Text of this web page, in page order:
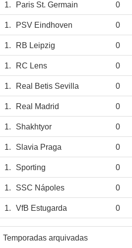
1. Paris St. Germain 0
1. PSV Eindhoven 0
1. RB Leipzig 0
1. RC Lens 0
1. Real Betis Sevilla 0
1. Real Madrid 0
1. Shakhtyor 0
1. Slavia Praga 0
1. Sporting 0
1. SSC Nápoles 0
1. VfB Estugarda 0
Temporadas arquivadas